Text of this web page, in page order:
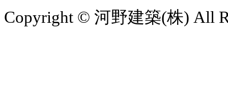
Copyright © 河野建築(株) All